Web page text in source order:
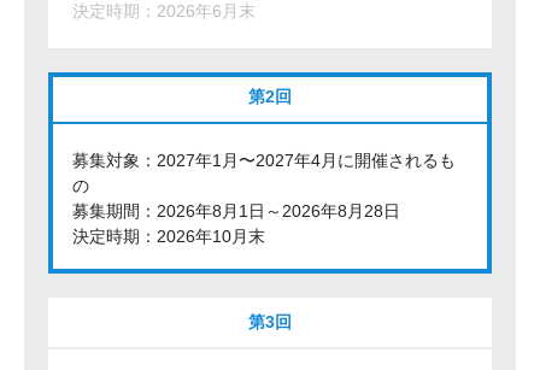
決定時期：2026年6月末
第2回
募集対象：2027年1月〜2027年4月に開催されるも
の
募集期間：2026年8月1日～2026年8月28日
決定時期：2026年10月末
第3回